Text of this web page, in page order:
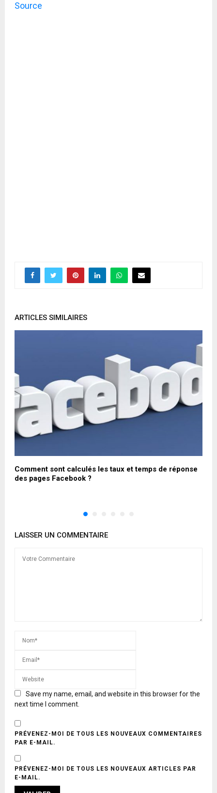
Source
ARTICLES SIMILAIRES
Comment sont calculés les taux et temps de réponse
des pages Facebook ?
LAISSER UN COMMENTAIRE
Save my name, email, and website in this browser for the
next time I comment.
PRÉVENEZ-MOI DE TOUS LES NOUVEAUX COMMENTAIRES
PAR E-MAIL.
PRÉVENEZ-MOI DE TOUS LES NOUVEAUX ARTICLES PAR
E-MAIL.